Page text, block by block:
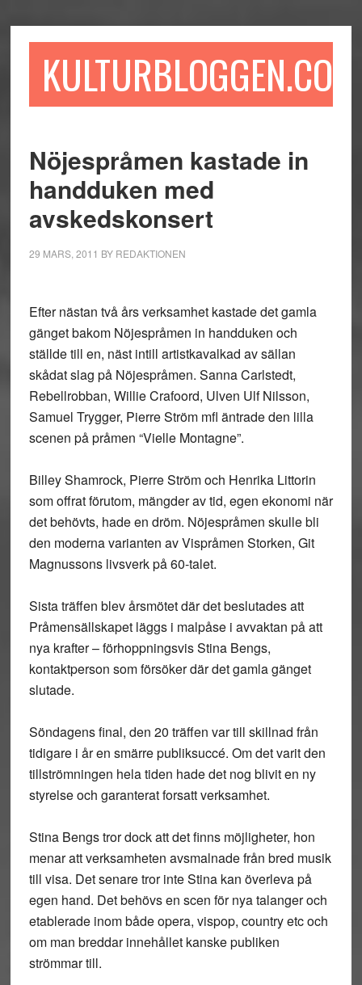
till
till
sidofältet
till
KULTURBLOGGEN.COM
Nöjespråmen kastade in
handduken med
avskedskonsert
29 MARS, 2011 BY REDAKTIONEN
Efter nästan två års verksamhet kastade det gamla
gänget bakom Nöjespråmen in handduken och
ställde till en, näst intill artistkavalkad av sällan
skådat slag på Nöjespråmen. Sanna Carlstedt,
Rebellrobban, Willie Crafoord, Ulven Ulf Nilsson,
Samuel Trygger, Pierre Ström mfl äntrade den lilla
scenen på pråmen “Vielle Montagne”.
Billey Shamrock, Pierre Ström och Henrika Littorin
som offrat förutom, mängder av tid, egen ekonomi när
det behövts, hade en dröm. Nöjespråmen skulle bli
den moderna varianten av Vispråmen Storken, Git
Magnussons livsverk på 60-talet.
Sista träffen blev årsmötet där det beslutades att
Pråmensällskapet läggs i malpåse i avvaktan på att
nya krafter – förhoppningsvis Stina Bengs,
kontaktperson som försöker där det gamla gänget
slutade.
Söndagens final, den 20 träffen var till skillnad från
tidigare i år en smärre publiksuccé. Om det varit den
tillströmningen hela tiden hade det nog blivit en ny
styrelse och garanterat forsatt verksamhet.
Stina Bengs tror dock att det finns möjligheter, hon
menar att verksamheten avsmalnade från bred musik
till visa. Det senare tror inte Stina kan överleva på
egen hand. Det behövs en scen för nya talanger och
etablerade inom både opera, vispop, country etc och
om man breddar innehållet kanske publiken
strömmar till.